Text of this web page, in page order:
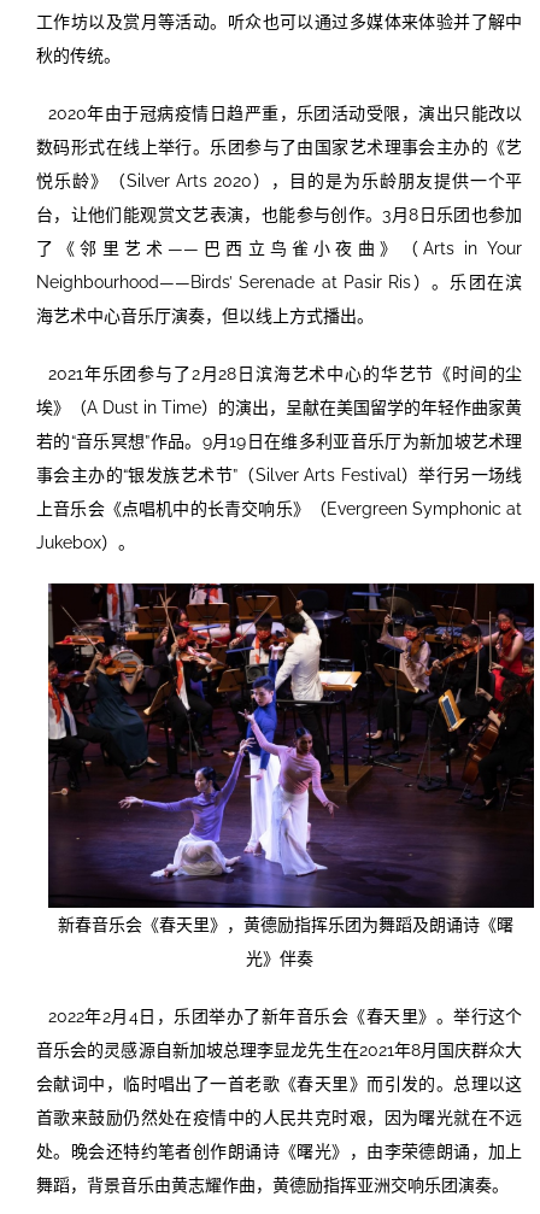
工作坊以及赏月等活动。听众也可以通过多媒体来体验并了解中
秋的传统。
2020年由于冠病疫情日趋严重，乐团活动受限，演出只能改以
数码形式在线上举行。乐团参与了由国家艺术理事会主办的《艺
悦乐龄》（Silver Arts 2020），目的是为乐龄朋友提供一个平
台，让他们能观赏文艺表演，也能参与创作。3月8日乐团也参加
了《邻里艺术——巴西立鸟雀小夜曲》（Arts in Your
Neighbourhood——Birds’ Serenade at Pasir Ris）。乐团在滨
海艺术中心音乐厅演奏，但以线上方式播出。
2021年乐团参与了2月28日滨海艺术中心的华艺节《时间的尘
埃》（A Dust in Time）的演出，呈献在美国留学的年轻作曲家黄
若的“音乐冥想”作品。9月19日在维多利亚音乐厅为新加坡艺术理
事会主办的“银发族艺术节”（Silver Arts Festival）举行另一场线
上音乐会《点唱机中的长青交响乐》（Evergreen Symphonic at
Jukebox）。
新春音乐会《春天里》，黄德励指挥乐团为舞蹈及朗诵诗《曙
光》伴奏
2022年2月4日，乐团举办了新年音乐会《春天里》。举行这个
音乐会的灵感源自新加坡总理李显龙先生在2021年8月国庆群众大
会献词中，临时唱出了一首老歌《春天里》而引发的。总理以这
首歌来鼓励仍然处在疫情中的人民共克时艰，因为曙光就在不远
处。晚会还特约笔者创作朗诵诗《曙光》，由李荣德朗诵，加上
舞蹈，背景音乐由黄志耀作曲，黄德励指挥亚洲交响乐团演奏。